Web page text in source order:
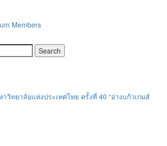
Members
ทยาลัยแห่งประเทศไทย ครั้งที่ 40 “อ่างแก้วเกมส์